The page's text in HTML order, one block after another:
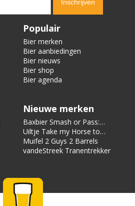
Populair
Bier merken
Bier aanbiedingen
Bier nieuws
Bier shop
Bier agenda
Nieuwe merken
Baxbier Smash or Pass:
Strata
Uiltje Take my Horse to
the Hotel Room
Muifel 2 Guys 2 Barrels
vandeStreek Tranentrekker